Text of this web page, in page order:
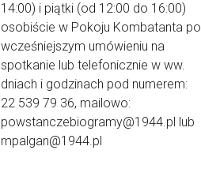
14:00) i piątki (od 12:00 do 16:00)
osobiście w Pokoju Kombatanta po
wcześniejszym umówieniu na
spotkanie lub telefonicznie w ww.
dniach i godzinach pod numerem:
22 539 79 36, mailowo:
powstanczebiogramy@1944.pl lub
mpalgan@1944.pl